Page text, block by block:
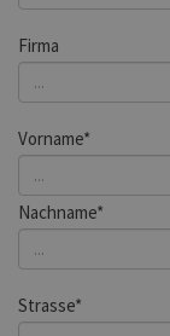
Firma
Vorname*
Nachname*
Strasse*